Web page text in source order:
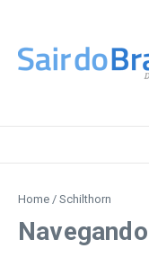
Home / Schilthorn